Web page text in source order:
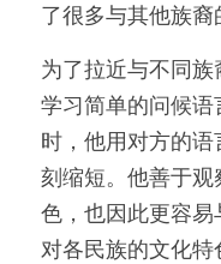
了很多与其他族裔
为了拉近与不同
学习简单的问候
时，他用对方的
刻缩短。他善于
色，也因此更容易
对各民族的文化